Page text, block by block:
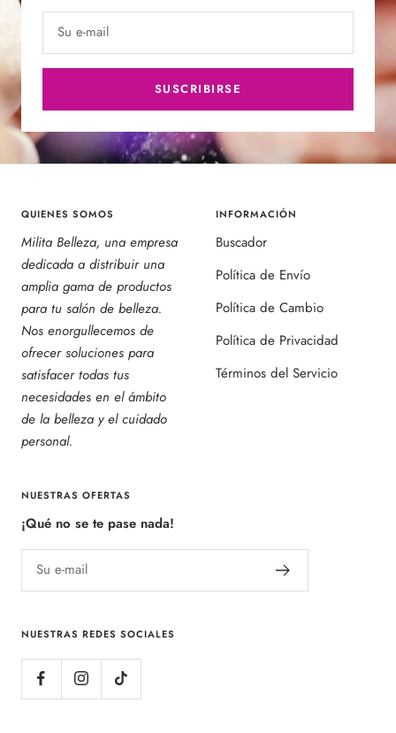
Su e-mail
SUSCRIBIRSE
QUIENES SOMOS
Milita Belleza, una empresa
dedicada a distribuir una
amplia gama de productos
para tu salón de belleza.
Nos enorgullecemos de
ofrecer soluciones para
satisfacer todas tus
necesidades en el ámbito
de la belleza y el cuidado
personal.
INFORMACIÓN
Buscador
Política de Envío
Política de Cambio
Política de Privacidad
Términos del Servicio
NUESTRAS OFERTAS
¡Qué no se te pase nada!
Su e-mail
NUESTRAS REDES SOCIALES